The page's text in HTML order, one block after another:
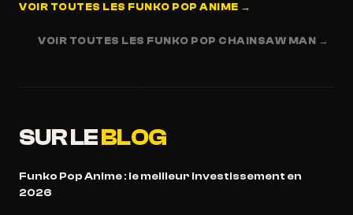
VOIR TOUTES LES FUNKO POP ANIME →
VOIR TOUTES LES FUNKO POP CHAINSAW MAN →
SUR LEBLOG
Funko Pop Anime : le meilleur investissement en
2026